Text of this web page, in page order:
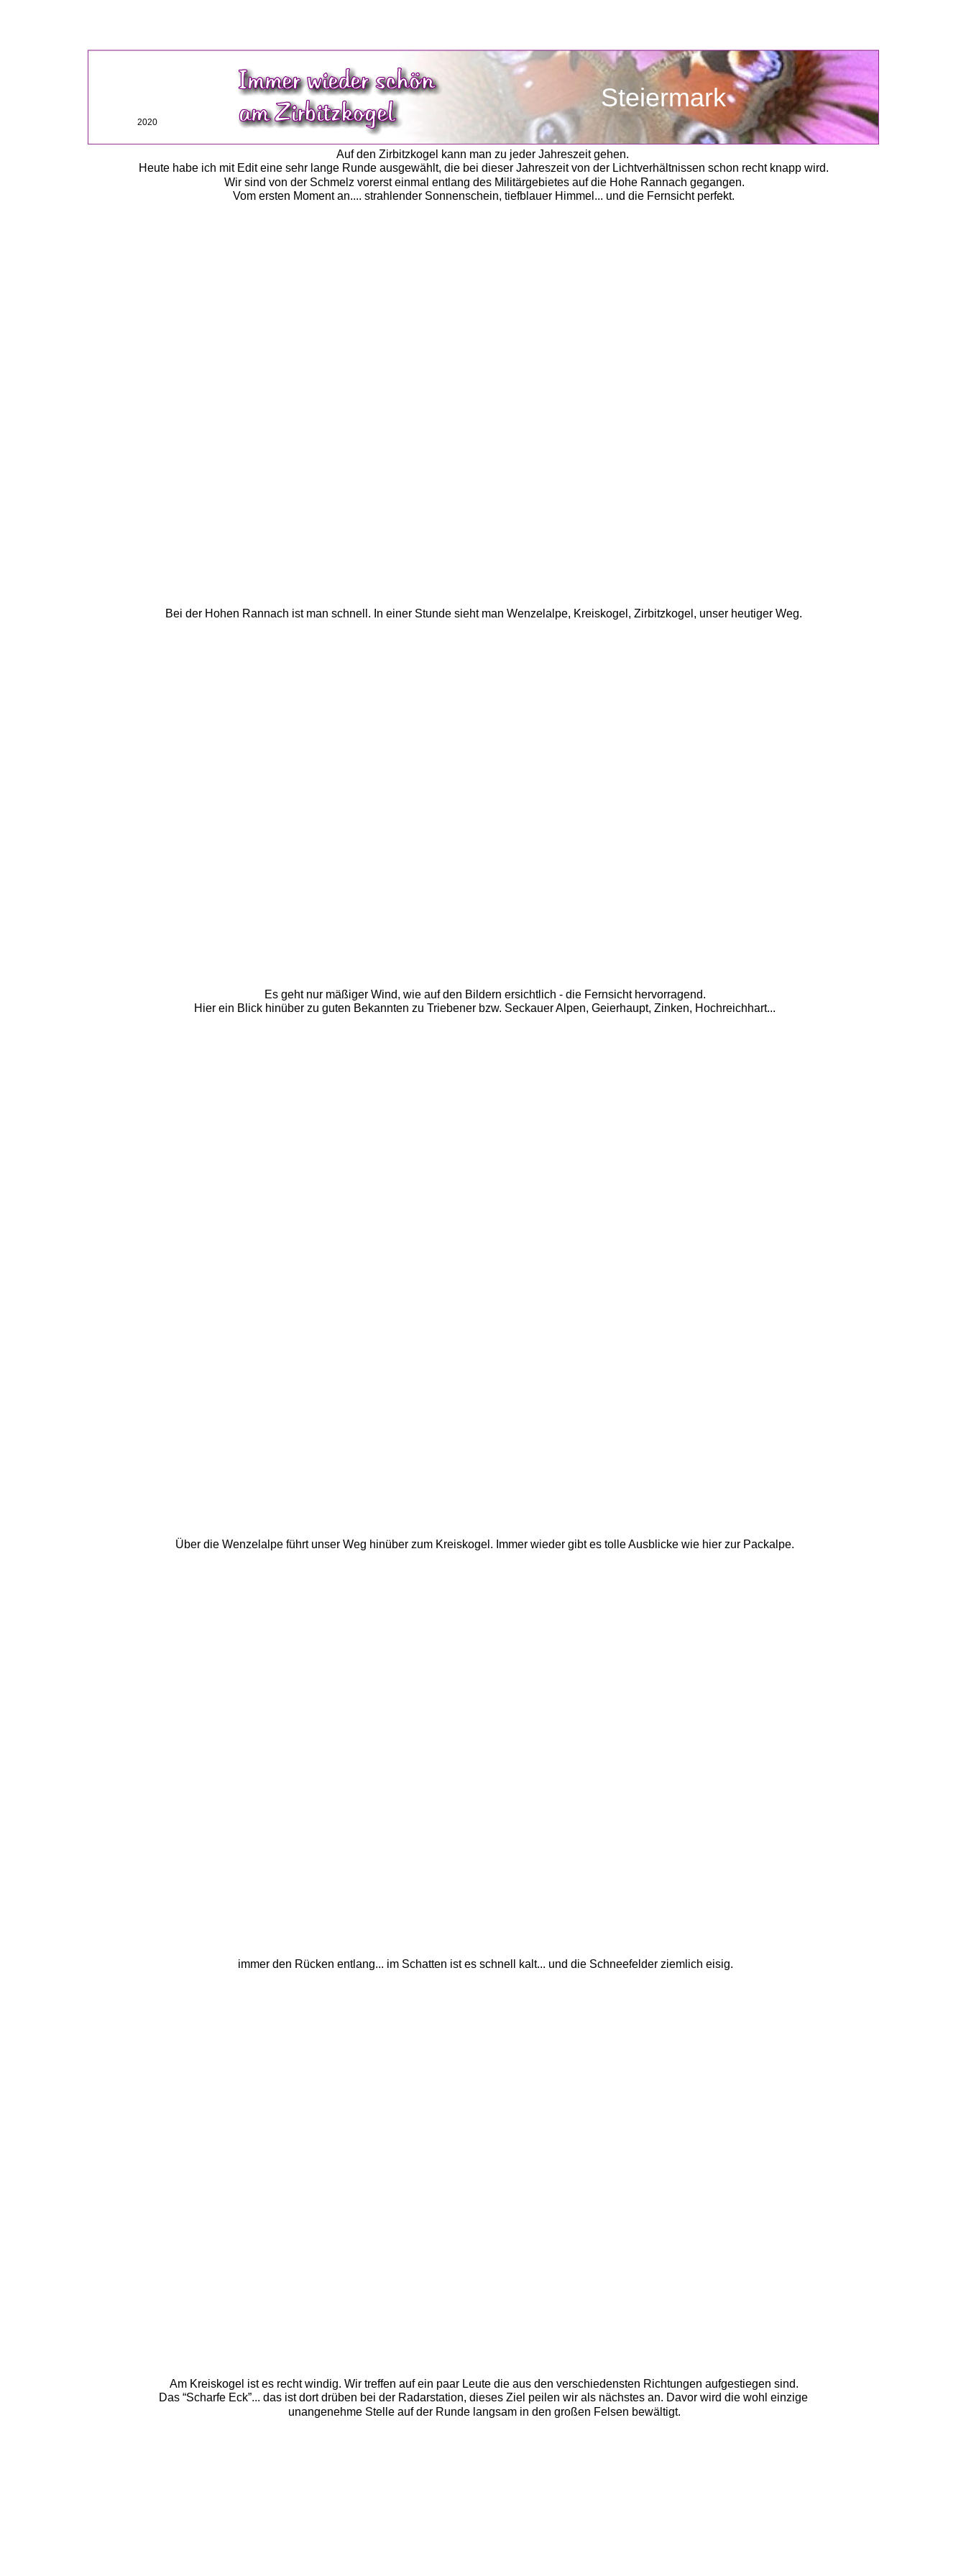
Auf den Zirbitzkogel kann man zu jeder Jahreszeit gehen.
Heute habe ich mit Edit eine sehr lange Runde ausgewählt, die bei dieser Jahreszeit von der Lichtverhältnissen schon recht knapp wird.
Wir sind von der Schmelz vorerst einmal entlang des Militärgebietes auf die Hohe Rannach gegangen.
Vom ersten Moment an.... strahlender Sonnenschein, tiefblauer Himmel... und die Fernsicht perfekt.
Steiermark
2020
Bei der Hohen Rannach ist man schnell. In einer Stunde sieht man Wenzelalpe, Kreiskogel, Zirbitzkogel, unser heutiger Weg.
Es geht nur mäßiger Wind, wie auf den Bildern ersichtlich - die Fernsicht hervorragend.
Hier ein Blick hinüber zu guten Bekannten zu Triebener bzw. Seckauer Alpen, Geierhaupt, Zinken, Hochreichhart...
Über die Wenzelalpe führt unser Weg hinüber zum Kreiskogel. Immer wieder gibt es tolle Ausblicke wie hier zur Packalpe.
immer den Rücken entlang... im Schatten ist es schnell kalt... und die Schneefelder ziemlich eisig.
Am Kreiskogel ist es recht windig. Wir treffen auf ein paar Leute die aus den verschiedensten Richtungen aufgestiegen sind.
Das “Scharfe Eck”... das ist dort drüben bei der Radarstation, dieses Ziel peilen wir als nächstes an. Davor wird die wohl einzige
unangenehme Stelle auf der Runde langsam in den großen Felsen bewältigt.